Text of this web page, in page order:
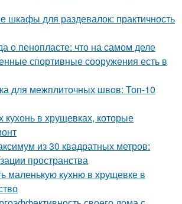
шкафы для раздевалок: практичность
о пенопласте: что на самом деле
спортивные сооружения есть в
для межплиточных швов: Топ-10
кухонь в хрущевках, которые
из 30 квадратных метров:
пространства
маленькую кухню в хрущевке в